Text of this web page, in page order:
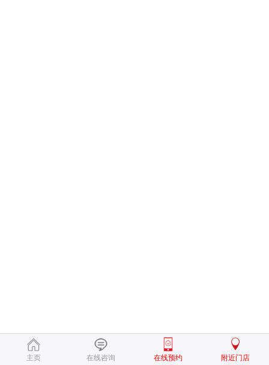
主页 在线咨询 在线预约 附近门店